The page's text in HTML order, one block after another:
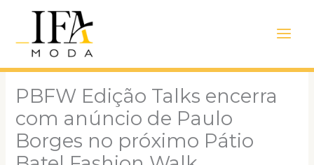
conteúdo
Menu
PBFW Edição Talks encerra
com anúncio de Paulo
Borges no próximo Pátio